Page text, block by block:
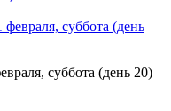
суббота (день 20)